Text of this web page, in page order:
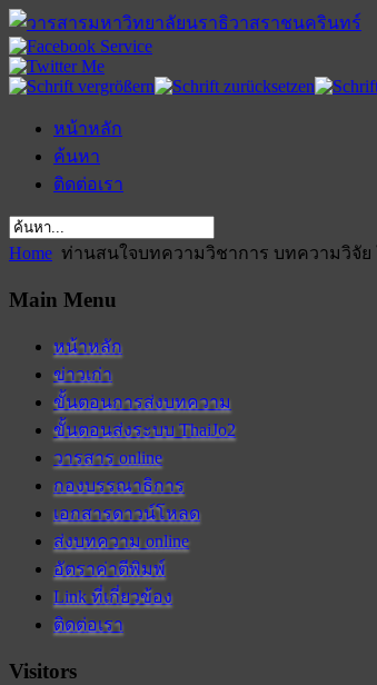
หน้าหลัก
ค้นหา
ติดต่อเรา
Home ท่านสนใจบทความวิชาการ บทความวิจัย
Main Menu
หน้าหลัก
ข่าวเก่า
ขั้นตอนการส่งบทความ
ขั้นตอนส่งระบบ ThaiJo2
วารสาร online
กองบรรณาธิการ
เอกสารดาวน์โหลด
ส่งบทความ online
อัตราค่าตีพิมพ์
Link ที่เกี่ยวข้อง
ติดต่อเรา
Visitors